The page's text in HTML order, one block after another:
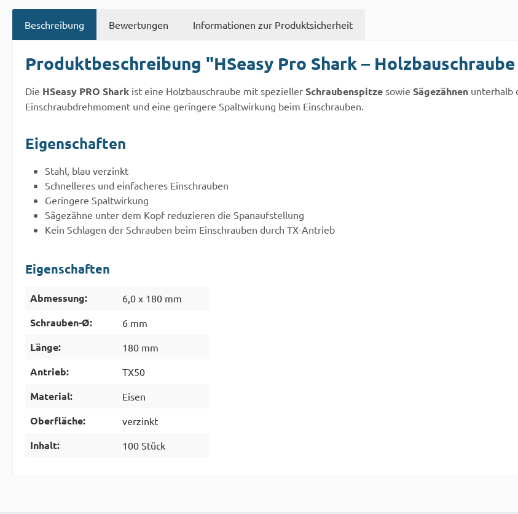
Beschreibung Bewertungen Informationen zur Produktsicherheit
Produktbeschreibung "HSeasy Pro Shark –
Die HSeasy PRO Shark ist eine Holzbauschraube mit spezieller Schraubenspitze sowie Sägezähnen unterhalb
Einschraubdrehmoment und eine geringere Spaltwirkung beim Einschrauben.
Eigenschaften
Stahl, blau verzinkt
Schnelleres und einfacheres Einschrauben
Geringere Spaltwirkung
Sägezähne unter dem Kopf reduzieren die Spanaufstellung
Kein Schlagen der Schrauben beim Einschrauben durch TX-Antrieb
Eigenschaften
Abmessung: 6,0 x 180 mm
Schrauben-Ø: 6 mm
Länge: 180 mm
Antrieb: TX50
Material: Eisen
Oberfläche: verzinkt
Inhalt: 100 Stück